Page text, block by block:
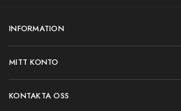
INFORMATION
MITT KONTO
KONTAKTA OSS